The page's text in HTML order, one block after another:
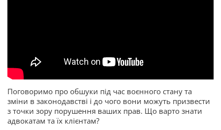
Поговоримо про обшуки під час воєнного стану та
зміни в законодавстві і до чого вони можуть призвести
з точки зору порушення ваших прав. Що варто знати
адвокатам та їх клієнтам?